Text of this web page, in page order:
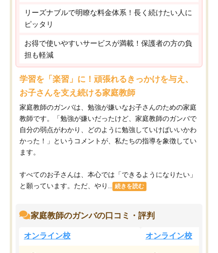
リーズナブルで明瞭な料金体系！長く続けたい人に
ピッタリ
お得で使いやすいサービスが満載！保護者の方の負
担も軽減
学習を「楽習」に！頑張れるきっかけを与え、
お子さんを支え続ける家庭教師
家庭教師のガンバは、勉強が嫌いなお子さんのための家庭
教師です。「勉強が嫌いだったけど、家庭教師のガンバで
自分の弱点がわかり、どのように勉強していけばいいかわ
かった！」というコメントが、私たちの指導を象徴してい
ます。
すべてのお子さんは、本心では「できるようになりたい」
と願っています。ただ、やり...
続きを読む
家庭教師のガンバの口コミ・評判
オンライン校 オンライン校